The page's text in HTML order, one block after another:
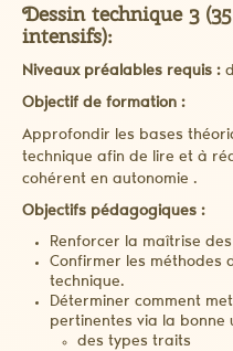
Dessin technique 3
intensifs):
Niveaux préalables requis :
Objectif de formation :
Approfondir les bases
technique afin de lire et à
cohérent en autonomie .
Objectifs pédagogiques :
Renforcer la maîtrise
Confirmer les méthodes
technique.
Déterminer comment
pertinentes via la bonne
des types traits